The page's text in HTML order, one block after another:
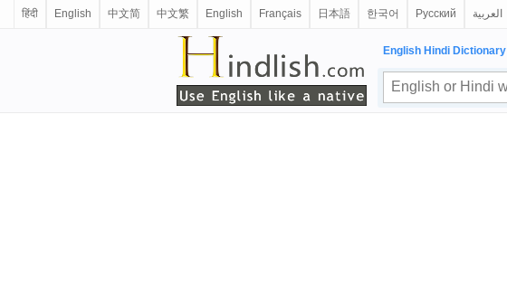
हिंदी English 中文简 中文繁 English Français 日本語 한국어 Русский العربية
English Hindi Dictionary